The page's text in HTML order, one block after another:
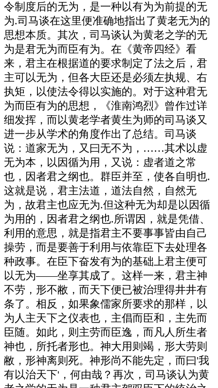
令制度后的无为，是一种以有为为前提的无
为.司马谈在这里便准确地指出了黄老无为的
思想本质。其次，司马谈认为黄老之学的无
为是君无为而臣有为。在《黄帝四经》看
来，君主在根据道的要求制定了法之后，君
主可以无为，但各大臣还是必须左执规、右
执矩，以使法令得以实施的。对于这种君无
为而臣有为的思想，《淮南鸿烈》曾作过详
细发挥，而以黄老学者黄生为师的司马谈又
进一步从学术的角度作出了总结。司马谈
说：道家无为，又曰无不为，……其术以虚
无为本，以因循为用，又说：虚者道之常
也，因者君之纲也。群臣并至，使各自明也.
这就是说，君主法道，道法自然，自然无
为，故君主也应无为.但这种无为却是以因循
为用的，因者君之纲也.所谓因，就是凭借、
利用的意思，就是指君主不要事事皆由自己
操劳，而是要善于利用与依靠臣下去处理各
种政事。在臣下奋发有为的基础上君主便可
以无为——坐享其成了。这样一来，君主神
不劳，形不敝，而天下便已被治理得井井有
条了。相反，如果象儒家所要求的那样，以
为人主天下之仪表也，主倡而臣和，主先而
臣随。如此，则主劳而臣逸，而凡人所生者
神也，所托者形也。神大用则竭，形大劳则
敝，形神离则死。神形尚不能先定，而曰'我
有以治天下'，何由哉？再次，司马谈认为黄